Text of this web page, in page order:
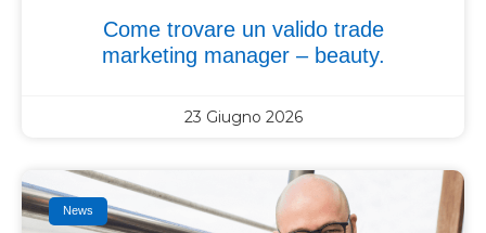
Come trovare un valido trade
marketing manager – beauty.
23 Giugno 2026
News